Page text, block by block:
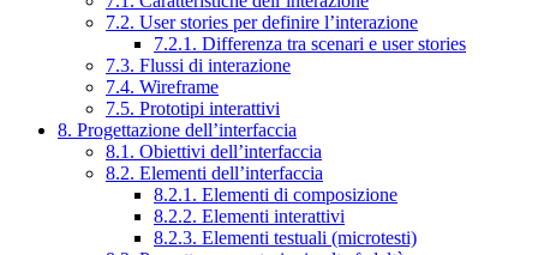
7.2. User stories per definire l’interazione
7.2.1. Differenza tra scenari e user stories
7.3. Flussi di interazione
7.4. Wireframe
7.5. Prototipi interattivi
8. Progettazione dell’interfaccia
8.1. Obiettivi dell’interfaccia
8.2. Elementi dell’interfaccia
8.2.1. Elementi di composizione
8.2.2. Elementi interattivi
8.2.3. Elementi testuali (microtesti)